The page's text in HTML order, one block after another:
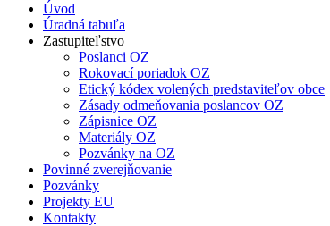
Úvod
Úradná tabuľa
Zastupiteľstvo
Poslanci OZ
Rokovací poriadok OZ
Etický kódex volených predstaviteľov obce
Zásady odmeňovania poslancov OZ
Zápisnice OZ
Materiály OZ
Pozvánky na OZ
Povinné zverejňovanie
Pozvánky
Projekty EU
Kontakty